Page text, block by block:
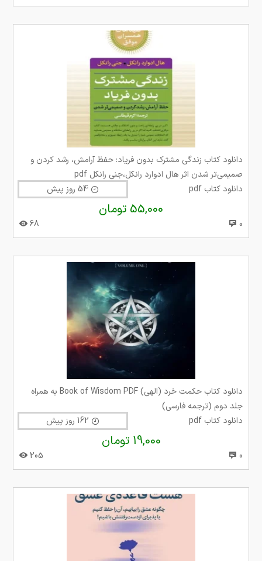
دانلود کتاب زندگی مشترک بدون فریاد: حفظ آرامش، رشد کردن و
صمیمی‌تر شدن اثر هال ادوارد رانکل،جنی رانکل pdf
دانلود کتاب pdf
55,000 تومان
0
68
دانلود کتاب حکمت خرد (الهی) Book of Wisdom PDF به همراه
جلد دوم (ترجمه فارسی)
دانلود کتاب pdf
19,000 تومان
0
205